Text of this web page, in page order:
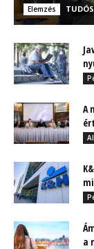
Elemzés
A
a